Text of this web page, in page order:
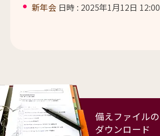
新年会日時 : 2025年1月12日 12:00
備えファイルの
ダウンロード